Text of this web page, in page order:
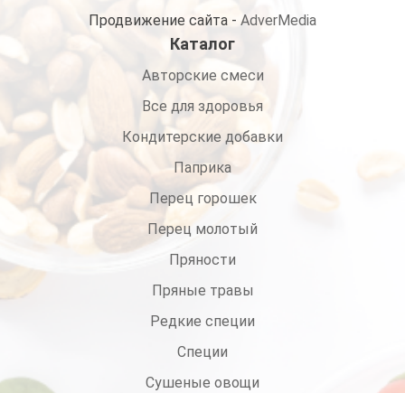
Продвижение сайта - AdverMedia
Каталог
Авторские смеси
Все для здоровья
Кондитерские добавки
Паприка
Перец горошек
Перец молотый
Пряности
Пряные травы
Редкие специи
Специи
Сушеные овощи